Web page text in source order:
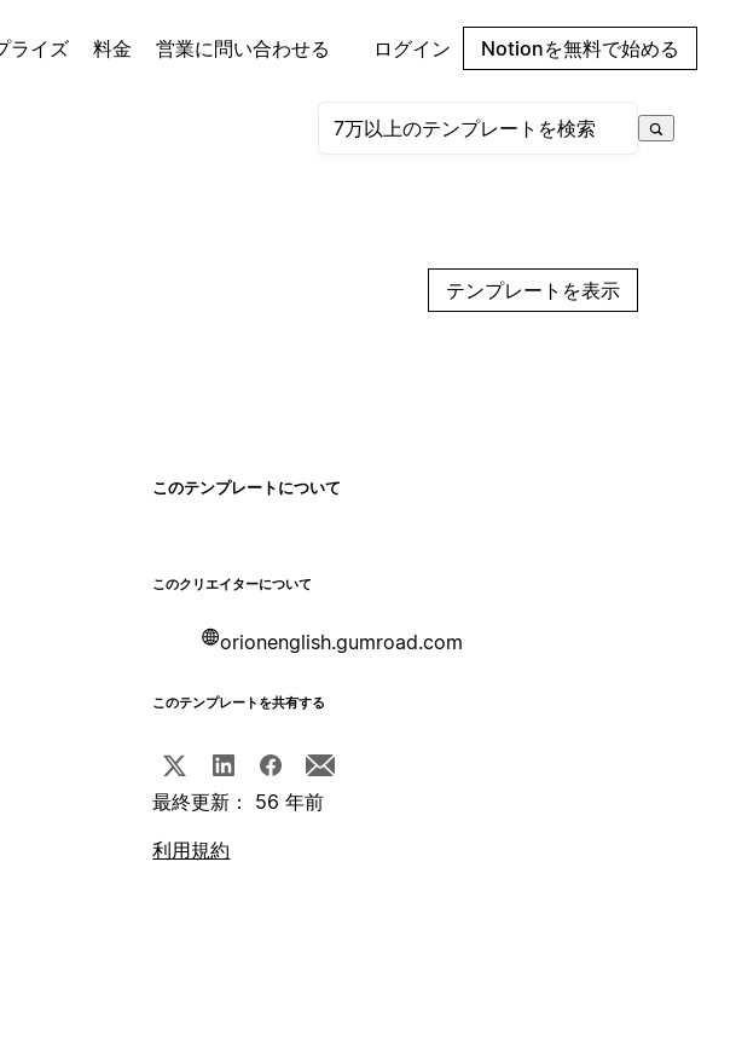
ライズ 料金 営業に問い合わせる ログイン Notionを無料で始める
テンプレートを表示
このテンプレートについて
このクリエイターについて
orionenglish.gumroad.com
このテンプレートを共有する
最終更新： 56 年前
利用規約